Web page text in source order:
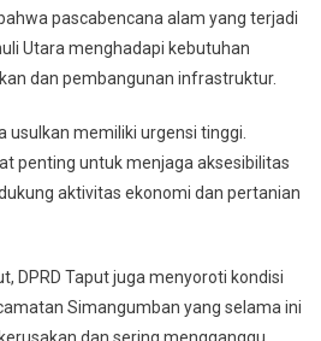
pascabencana alam yang terjadi
Utara menghadapi kebutuhan
dan pembangunan infrastruktur.
usulkan memiliki urgensi tinggi.
penting untuk menjaga aksesibilitas
aktivitas ekonomi dan pertanian
DPRD Taput juga menyoroti kondisi
Simangumban yang selama ini